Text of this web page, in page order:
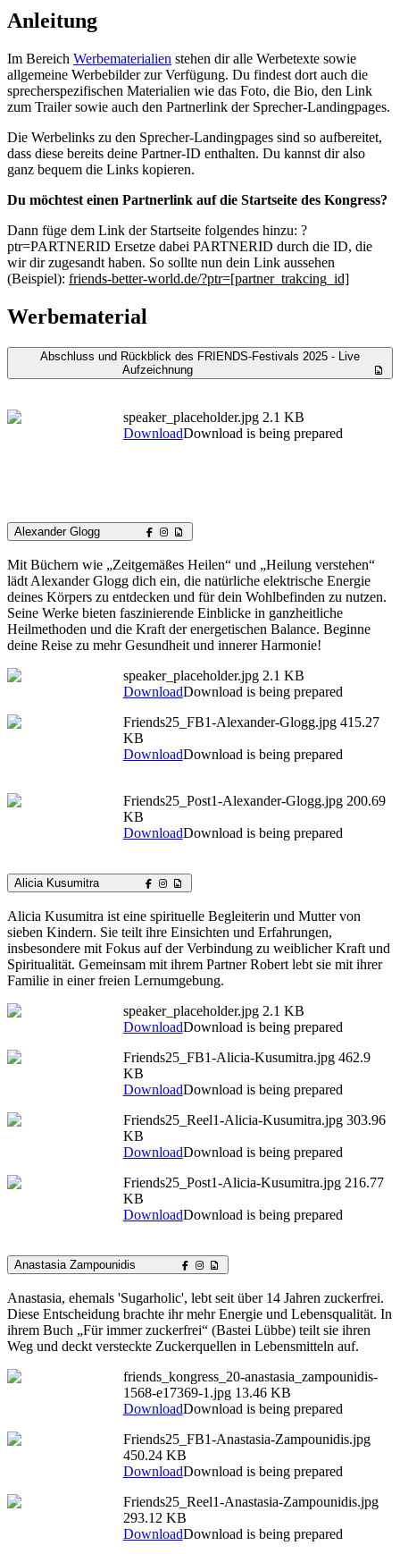
Anleitung
Im Bereich Werbematerialien stehen dir alle Werbetexte sowie
allgemeine Werbebilder zur Verfügung. Du findest dort auch die
sprecherspezifischen Materialien wie das Foto, die Bio, den Link
zum Trailer sowie auch den Partnerlink der Sprecher-Landingpages.
Die Werbelinks zu den Sprecher-Landingpages sind so aufbereitet,
dass diese bereits deine Partner-ID enthalten. Du kannst dir also
ganz bequem die Links kopieren.
Du möchtest einen Partnerlink auf die Startseite des Kongress?
Dann füge dem Link der Startseite folgendes hinzu: ?
ptr=PARTNERID Ersetze dabei PARTNERID durch die ID, die
wir dir zugesandt haben. So sollte nun dein Link aussehen
(Beispiel): friends-better-world.de/?ptr=[partner_trakcing_id]
Werbematerial
Abschluss und Rückblick des FRIENDS-Festivals 2025 - Live
Aufzeichnung
speaker_placeholder.jpg 2.1 KB
DownloadDownload is being prepared
Alexander Glogg
Mit Büchern wie „Zeitgemäßes Heilen“ und „Heilung verstehen“
lädt Alexander Glogg dich ein, die natürliche elektrische Energie
deines Körpers zu entdecken und für dein Wohlbefinden zu nutzen.
Seine Werke bieten faszinierende Einblicke in ganzheitliche
Heilmethoden und die Kraft der energetischen Balance. Beginne
deine Reise zu mehr Gesundheit und innerer Harmonie!
speaker_placeholder.jpg 2.1 KB
DownloadDownload is being prepared
Friends25_FB1-Alexander-Glogg.jpg 415.27
KB
DownloadDownload is being prepared
Friends25_Post1-Alexander-Glogg.jpg 200.69
KB
DownloadDownload is being prepared
Alicia Kusumitra
Alicia Kusumitra ist eine spirituelle Begleiterin und Mutter von
sieben Kindern. Sie teilt ihre Einsichten und Erfahrungen,
insbesondere mit Fokus auf der Verbindung zu weiblicher Kraft und
Spiritualität. Gemeinsam mit ihrem Partner Robert lebt sie mit ihrer
Familie in einer freien Lernumgebung.
speaker_placeholder.jpg 2.1 KB
DownloadDownload is being prepared
Friends25_FB1-Alicia-Kusumitra.jpg 462.9
KB
DownloadDownload is being prepared
Friends25_Reel1-Alicia-Kusumitra.jpg 303.96
KB
DownloadDownload is being prepared
Friends25_Post1-Alicia-Kusumitra.jpg 216.77
KB
DownloadDownload is being prepared
Anastasia Zampounidis
Anastasia, ehemals 'Sugarholic', lebt seit über 14 Jahren zuckerfrei.
Diese Entscheidung brachte ihr mehr Energie und Lebensqualität. In
ihrem Buch „Für immer zuckerfrei“ (Bastei Lübbe) teilt sie ihren
Weg und deckt versteckte Zuckerquellen in Lebensmitteln auf.
friends_kongress_20-anastasia_zampounidis-
1568-e17369-1.jpg 13.46 KB
DownloadDownload is being prepared
Friends25_FB1-Anastasia-Zampounidis.jpg
450.24 KB
DownloadDownload is being prepared
Friends25_Reel1-Anastasia-Zampounidis.jpg
293.12 KB
DownloadDownload is being prepared